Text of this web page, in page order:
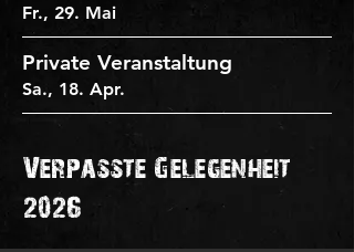
Fr., 29. Mai
Private Veranstaltung
Sa., 18. Apr.
Verpasste Gelegenheit
2026